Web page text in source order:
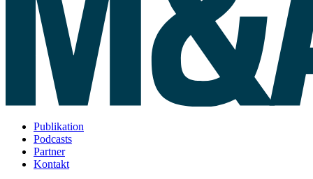
Publikation
Podcasts
Partner
Kontakt